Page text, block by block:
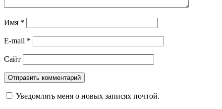
Имя *
E-mail *
Сайт
Уведомлять меня о новых записях почтой.